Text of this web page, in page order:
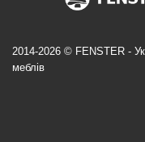
2014-2026 © FENSTER -
меблів